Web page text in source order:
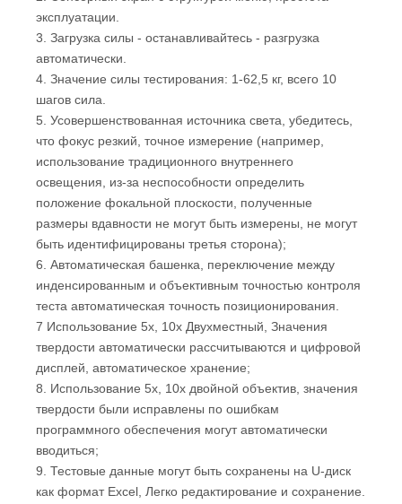
эксплуатации.
3. Загрузка силы - останавливайтесь - разгрузка
автоматически.
4. Значение силы тестирования: 1-62,5 кг, всего 10
шагов сила.
5. Усовершенствованная источника света, убедитесь,
что фокус резкий, точное измерение (например,
использование традиционного внутреннего
освещения, из-за неспособности определить
положение фокальной плоскости, полученные
размеры вдавности не могут быть измерены, не могут
быть идентифицированы третья сторона);
6. Автоматическая башенка, переключение между
инденсированным и объективным точностью контроля
теста автоматическая точность позиционирования.
7 Использование 5x, 10x Двухместный, Значения
твердости автоматически рассчитываются и цифровой
дисплей, автоматическое хранение;
8. Использование 5x, 10x двойной объектив, значения
твердости были исправлены по ошибкам
программного обеспечения могут автоматически
вводиться;
9. Тестовые данные могут быть сохранены на U-диск
как формат Excel, Легко редактирование и сохранение.